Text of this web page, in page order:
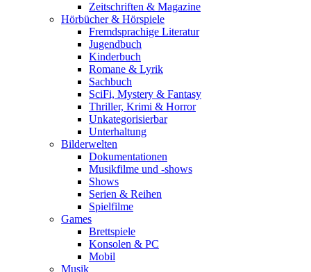
Zeitschriften & Magazine
Hörbücher & Hörspiele
Fremdsprachige Literatur
Jugendbuch
Kinderbuch
Romane & Lyrik
Sachbuch
SciFi, Mystery & Fantasy
Thriller, Krimi & Horror
Unkategorisierbar
Unterhaltung
Bilderwelten
Dokumentationen
Musikfilme und -shows
Shows
Serien & Reihen
Spielfilme
Games
Brettspiele
Konsolen & PC
Mobil
Musik